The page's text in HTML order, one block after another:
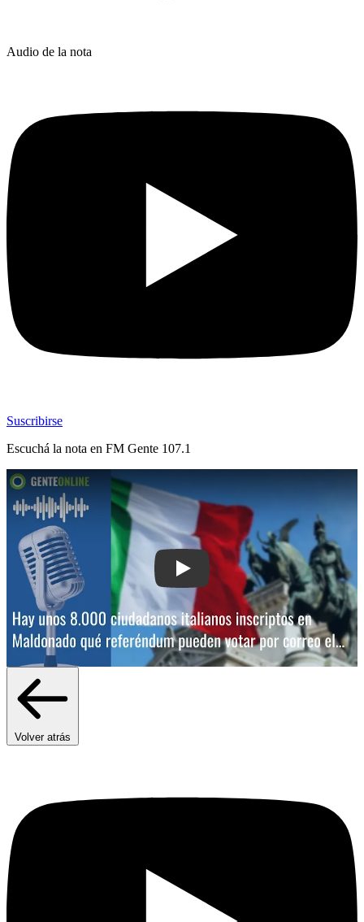
Audio de la nota
Suscribirse
Escuchá la nota en FM Gente 107.1
Play: Hay unos 8.000 ciudadanos
Volver atrás